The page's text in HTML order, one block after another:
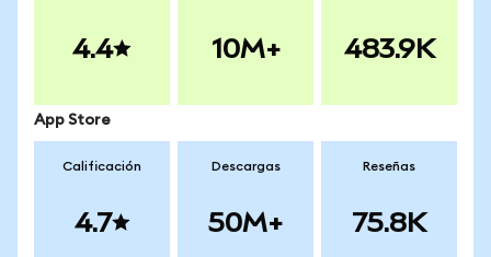
4.4 10M+ 483.9K
App Store
Calificación
4.7
Descargas
50M+
Reseñas
75.8K